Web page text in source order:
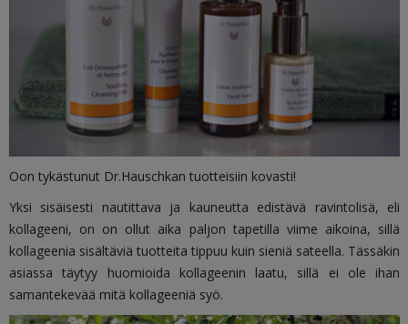
Oon tykästunut Dr.Hauschkan tuotteisiin kovasti!
Yksi sisäisesti nautittava ja kauneutta edistävä ravintolisä, eli
kollageeni, on on ollut aika paljon tapetilla viime aikoina, sillä
kollageenia sisältäviä tuotteita tippuu kuin sieniä sateella. Tässäkin
asiassa täytyy huomioida kollageenin laatu, sillä ei ole ihan
samantekevää mitä kollageeniä syö.